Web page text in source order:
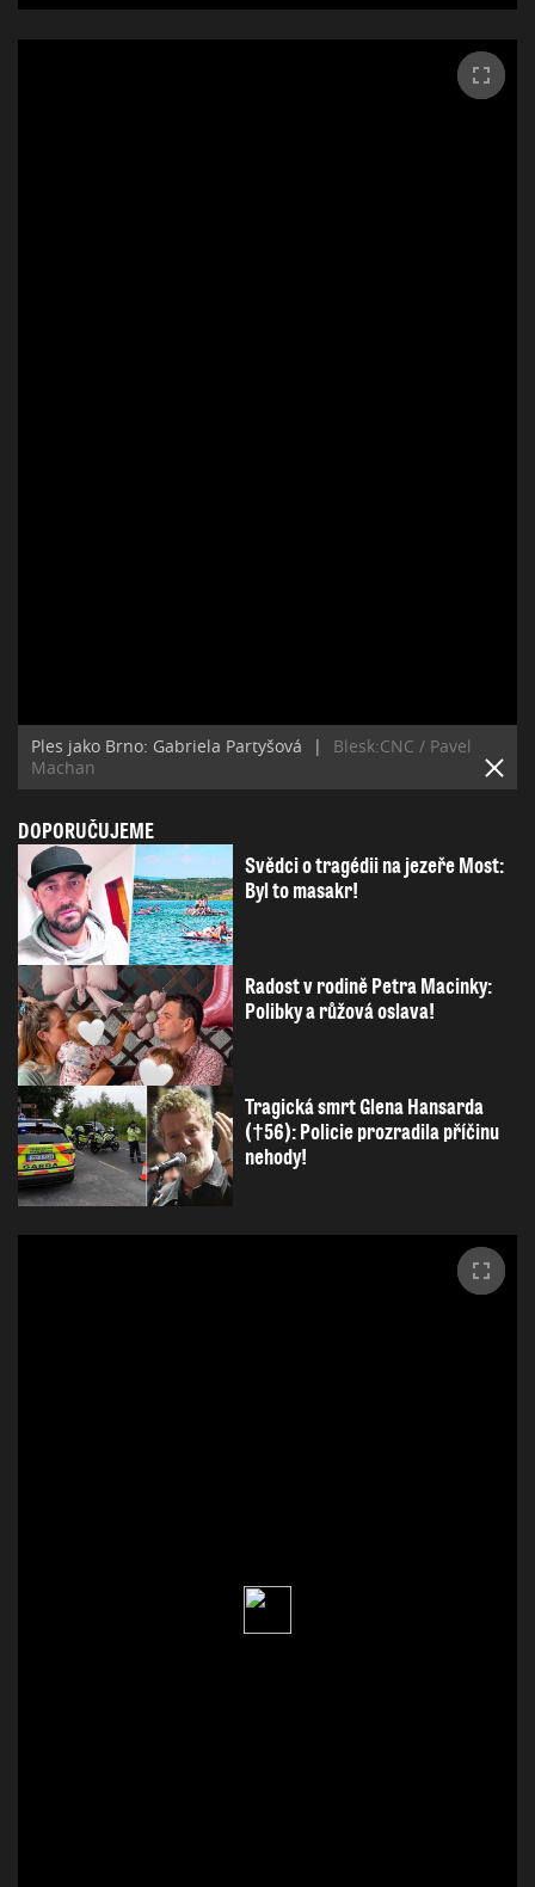
Ples jako Brno: Gabriela Partyšová |
Blesk:CNC / Pavel
Machan
DOPORUČUJEME
Svědci o tragédii na jezeře Most:
Byl to masakr!
Radost v rodině Petra Macinky:
Polibky a růžová oslava!
Tragická smrt Glena Hansarda
(†56): Policie prozradila příčinu
nehody!